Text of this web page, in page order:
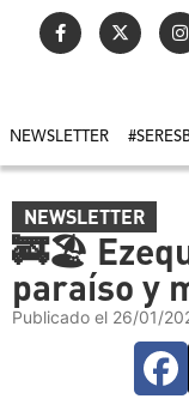
NEWSLETTER
NEWSLETTER
🚒🏖
paraíso y
Publicado el 26/01/